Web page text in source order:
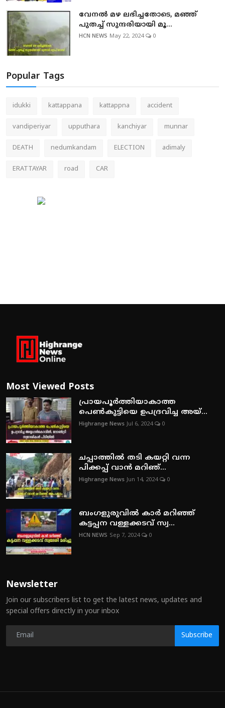
വേനല്‍ മഴ ലഭിച്ചതോടെ, മഞ്ഞ്
പുതച്ച് സുന്ദരിയായി മൂ...
HCN NEWS May 22, 2024 0
Popular Tags
idukki kattappana kattappna accident
vandiperiyar upputhara kanchiyar munnar
DEATH nedumkandam ELECTION adimaly
ERATTAYAR road CAR
Most Viewed Posts
പ്രായപൂര്‍ത്തിയാകാത്ത
പെണ്‍കുട്ടിയെ ഉപദ്രവിച്ച അയ്...
Highrange News Jul 6, 2024 0
ചപ്പാത്തില്‍ തടി കയറ്റി വന്ന
പിക്കപ്പ് വാന്‍ മറിഞ്...
Highrange News Jun 14, 2024 0
ബംഗളുരുവില്‍ കാര്‍ മറിഞ്ഞ്
കട്ടപ്പന വള്ളക്കടവ് സ്വ...
HCN NEWS Sep 7, 2024 0
Newsletter
Join our subscribers list to get the latest news, updates and
special offers directly in your inbox
Subscribe